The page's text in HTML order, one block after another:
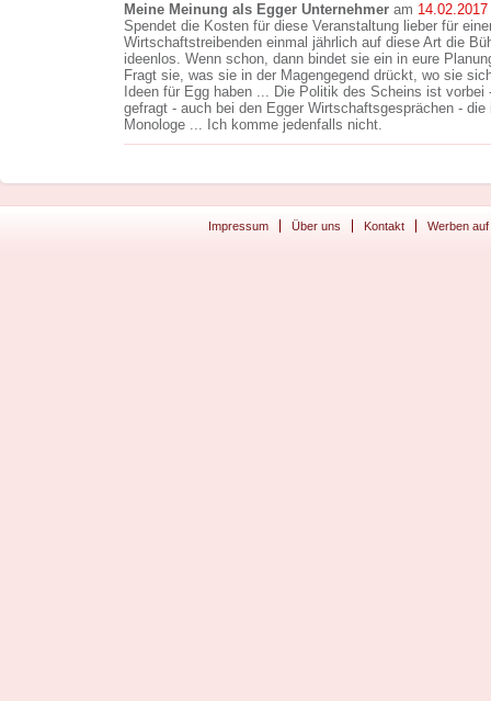
Meine Meinung als Egger Unternehmer am
Spendet die Kosten für diese Veranstaltung lieber für
Wirtschaftstreibenden einmal jährlich auf diese Art die
ideenlos. Wenn schon, dann bindet sie ein in eure
Fragt sie, was sie in der Magengegend drückt, wo sie
Ideen für Egg haben ... Die Politik des Scheins ist
gefragt - auch bei den Egger Wirtschaftsgesprächen -
Monologe ... Ich komme jedenfalls nicht.
Impressum Über uns Kontakt Werben